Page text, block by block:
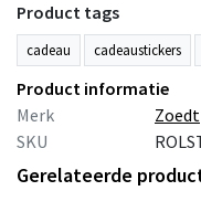
Product tags
cadeau cadeaustickers
Product informatie
Merk
Zoedt
SKU
Gerelateerde